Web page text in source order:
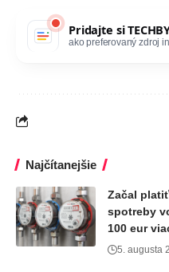
Pridajte si
ako preferovaný zdroj
Najčítanejšie
Začal
spotreby
100 eur
5. augusta